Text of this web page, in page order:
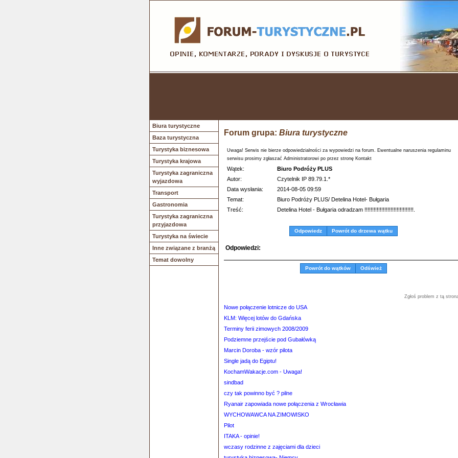
Biura turystyczne
Baza turystyczna
Turystyka biznesowa
Turystyka krajowa
Turystyka zagraniczna
wyjazdowa
Transport
Gastronomia
Turystyka zagraniczna
przyjazdowa
Turystyka na świecie
Inne związane z branżą
Temat dowolny
Forum grupa: Biura turystyczne
Uwaga! Serwis nie bierze odpowiedzialności za wypowiedzi na forum. Ewentualne naruszenia regulaminu
serwisu prosimy zgłaszać Administratorowi po przez stronę Kontakt
Wątek:
Biuro Podróży PLUS
Autor:
Czytelnik IP 89.79.1.*
Data wysłania:
2014-08-05 09:59
Temat:
Biuro Podróży PLUS/ Detelina Hotel- Bułgaria
Treść:
Detelina Hotel - Bułgaria odradzam !!!!!!!!!!!!!!!!!!!!!!!!!!!!!!!!.
Odpowiedz Powrót do drzewa wątku
Odpowiedzi:
Powrót do wątków Odśwież
Zgłoś problem z tą
Nowe połączenie lotnicze do USA
KLM: Więcej lotów do Gdańska
Terminy ferii zimowych 2008/2009
Podziemne przejście pod Gubałówką
Marcin Doroba - wzór pilota
Single jadą do Egiptu!
KochamWakacje.com - Uwaga!
sindbad
czy tak powinno być ? pilne
Ryanair zapowiada nowe połączenia z Wrocławia
WYCHOWAWCA NA ZIMOWISKO
Pilot
ITAKA - opinie!
wczasy rodzinne z zajęciami dla dzieci